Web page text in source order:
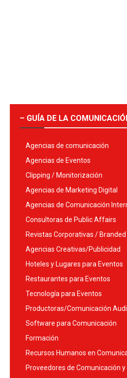
– GUÍA DE LA
Agencias de comunicación
Agencias de Eventos
Clipping / Monitorización
Agencias de Marketing Digital
Agencias de Comunicación
Consultoras de Public Affairs
Revistas Corporativas /
Agencias Creativas/Publicidad
Hoteles y Lugares para Eventos
Restaurantes para Eventos
Tecnología para Eventos
Productoras/Comunicación
Software para Comunicación
Formación
Recursos Humanos en
Proveedores de Comunicación y